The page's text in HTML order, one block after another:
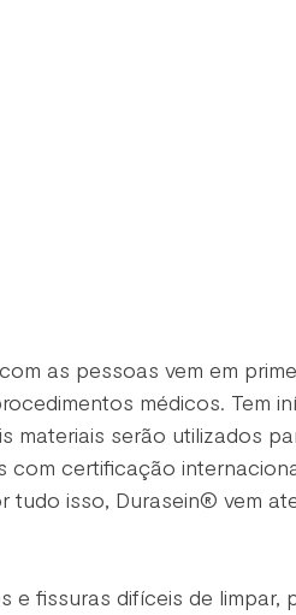
as pessoas vem em
médicos. Tem
materiais serão utilizados
certificação
tudo isso, Durasein® vem
e fissuras difíceis de limpar,